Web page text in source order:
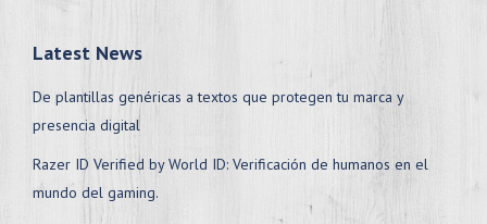
Latest News
De plantillas genéricas a textos que protegen tu marca y
presencia digital
Razer ID Verified by World ID: Verificación de humanos en el
mundo del gaming.